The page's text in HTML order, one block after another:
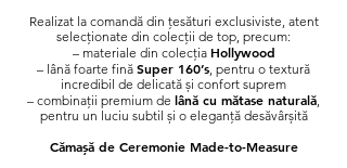
Realizat la comandă din țesături exclusiviste, atent
selecționate din colecții de top, precum:
– materiale din colecția Hollywood
– lână foarte fină Super 160’s, pentru o textură
incredibil de delicată și confort suprem
– combinații premium de lână cu mătase naturală,
pentru un luciu subtil și o eleganță desăvârșită
Cămașă de Ceremonie Made-to-Measure